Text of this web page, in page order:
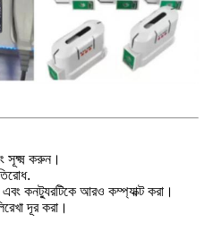
করুন।
কনট্যুরটিকে আরও কম্প্যাক্ট করা।
দূর করা।